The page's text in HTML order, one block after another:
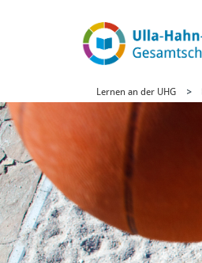
Lernen an der UHG